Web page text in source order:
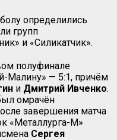
определились
групп
и «Силикатчик».
полуфинале
Малину» — 5:1, причём
и Дмитрий Ивченко.
омрачён
завершения матча
«Металлурга-М»
Сергея